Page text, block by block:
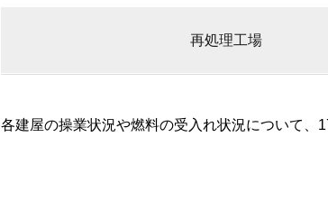
再処理工場
各建屋の操業状況や燃料の受入れ状況について